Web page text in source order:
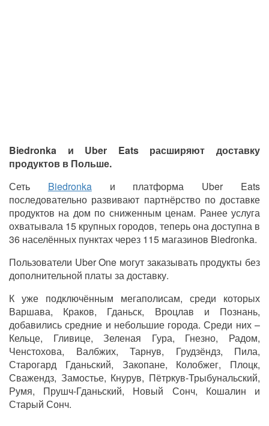
Biedronka и Uber Eats расширяют доставку
продуктов в Польше.
Сеть Biedronkaи платформа Uber Eats
последовательно развивают партнёрство по доставке
продуктов на дом по сниженным ценам. Ранее услуга
охватывала 15 крупных городов, теперь она доступна в
36 населённых пунктах через 115 магазинов Biedronka.
Пользователи Uber One могут заказывать продукты без
дополнительной платы за доставку.
К уже подключённым мегаполисам, среди которых
Варшава, Краков, Гданьск, Вроцлав и Познань,
добавились средние и небольшие города. Среди них –
Кельце, Гливице, Зеленая Гура, Гнезно, Радом,
Ченстохова, Валбжих, Тарнув, Грудзёндз, Пила,
Старогард Гданьский, Закопане, Колобжег, Плоцк,
Сважендз, Замостье, Кнурув, Пётркув-Трыбунальский,
Румя, Прушч-Гданьский, Новый Сонч, Кошалин и
Старый Сонч.